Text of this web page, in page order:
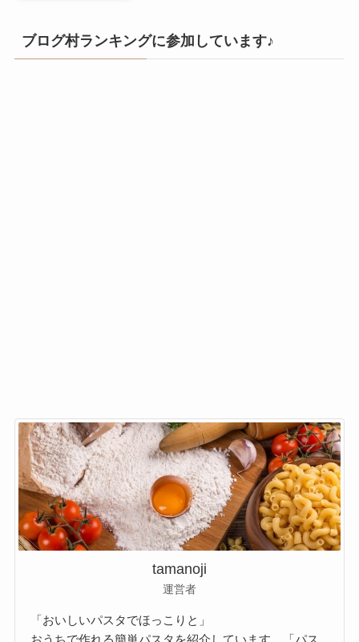
ブログ村ランキングに参加しています♪
tamanoji
運営者
「おいしいパスタでほっこりと」
おうちで作れる簡単パスタを紹介しています。「パス